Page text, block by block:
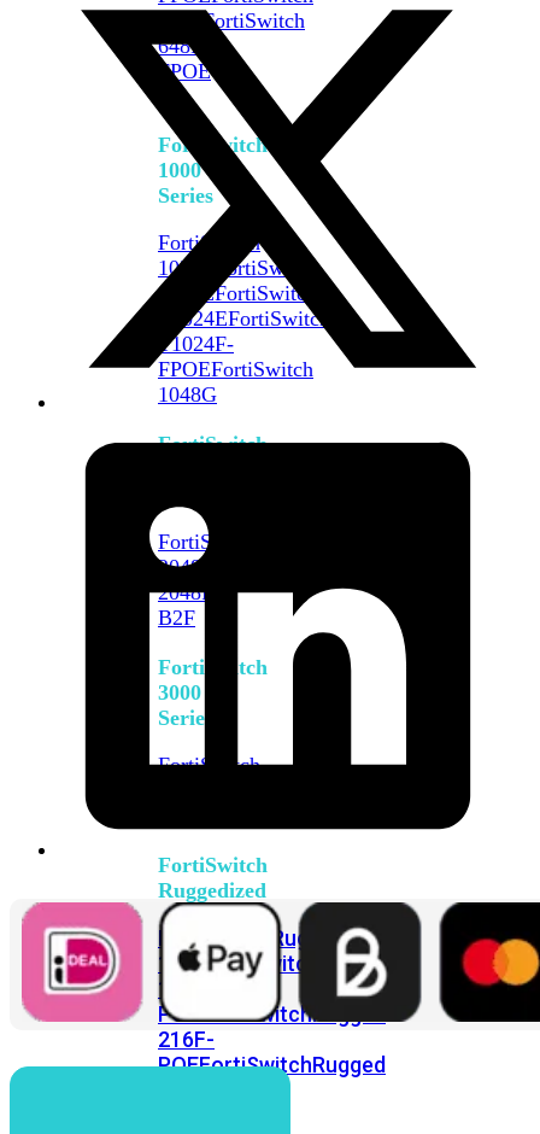
FortiSwitch
648F-
FPOE
FortiSwitch
1000
Series
FortiSwitch
1024E
FortiSwitch
1048EFortiSwitch
T1024EFortiSwitch
T1024F-
FPOEFortiSwitch
1048G
FortiSwitch
FortiSwitch
2048F
2048F-
B2F
FortiSwitch
3000
Series
FortiSwitch
FortiSwitch
Ruggedized
FortiSwitchRugged
108F FortiSwitchRugged
112F-
POEFortiSwitchRugged
216F-
POEFortiSwitchRugged